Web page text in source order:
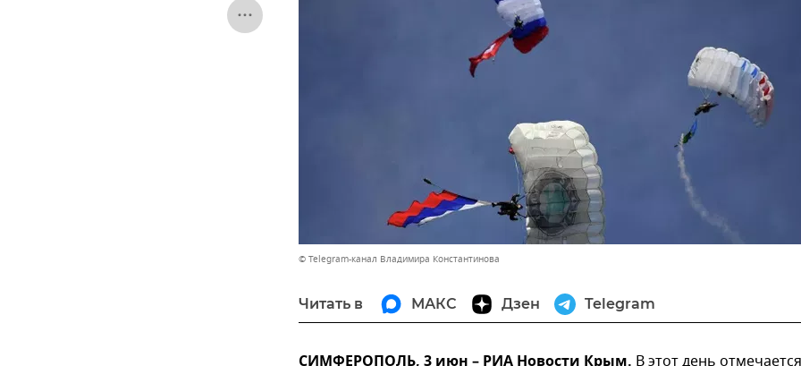
© Telegram-канал Владимира Константинова
Читать в МАКС Дзен Telegram
В этот день отмечается